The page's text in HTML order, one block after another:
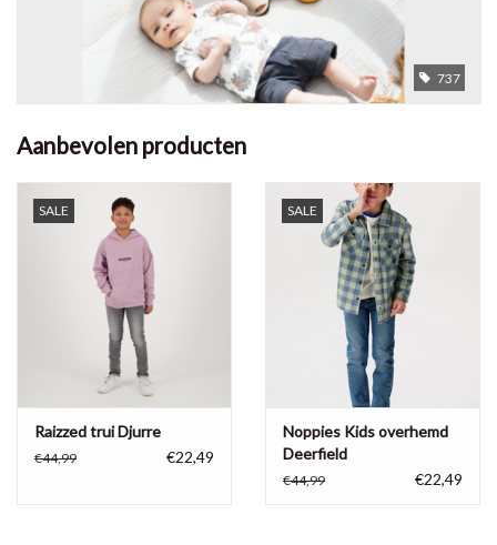
737
Aanbevolen producten
SALE
Raizzed trui Djurre
€44,99 €22,49
SALE
Noppies Kids overhemd
Deerfield
€44,99 €22,49